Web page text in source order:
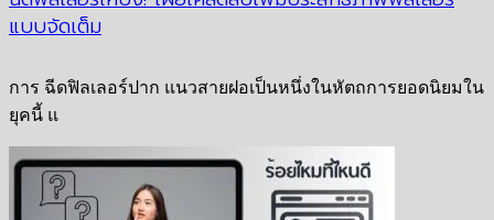
แบบจัดเต็ม
การ ฉีดฟิลเลอร์ปาก แนวสายฝอเป็นหนึ่งในหัตถการยอดนิยมใน
ยุคนี้ แ